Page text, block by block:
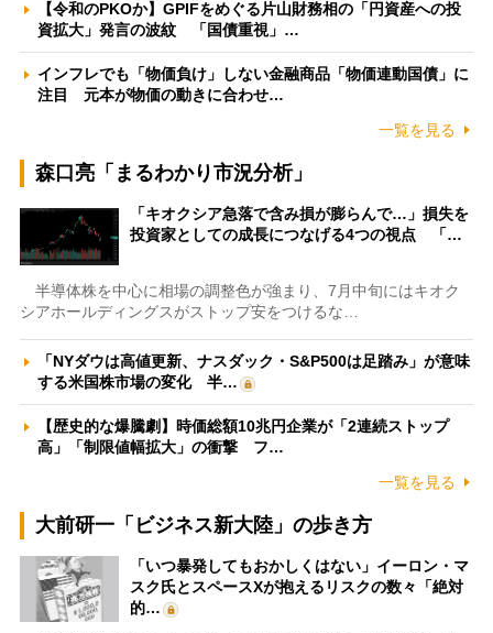
【令和のPKOか】GPIFをめぐる片山財務相の「円資産への投
資拡大」発言の波紋 「国債重視」…
インフレでも「物価負け」しない金融商品「物価連動国債」に
注目 元本が物価の動きに合わせ…
一覧を見る
森口亮「まるわかり市況分析」
「キオクシア急落で含み損が膨らんで…」損失を
投資家としての成長につなげる4つの視点 「…
半導体株を中心に相場の調整色が強まり、7月中旬にはキオク
シアホールディングスがストップ安をつけるな…
「NYダウは高値更新、ナスダック・S&P500は足踏み」が意味
する米国株市場の変化 半…
【歴史的な爆騰劇】時価総額10兆円企業が「2連続ストップ
高」「制限値幅拡大」の衝撃 フ…
一覧を見る
大前研一「ビジネス新大陸」の歩き方
「いつ暴発してもおかしくはない」イーロン・マ
スク氏とスペースXが抱えるリスクの数々「絶対
的…